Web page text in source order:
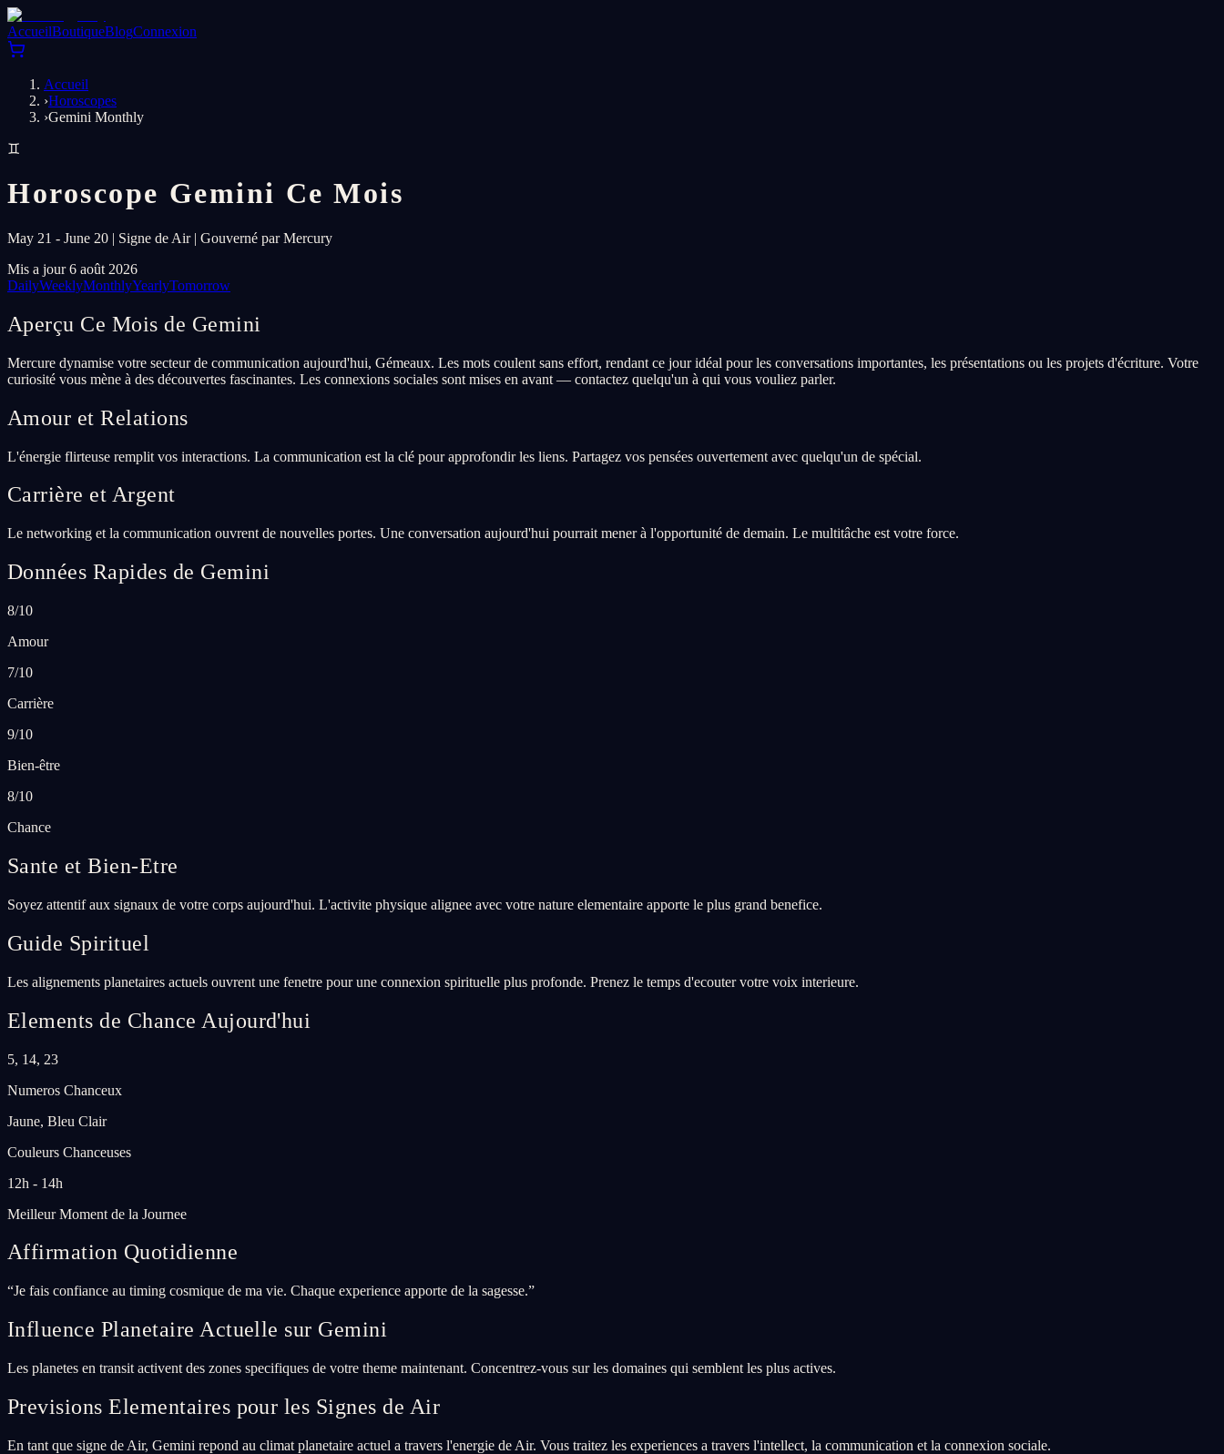
AccueilBoutiqueBlogConnexion
Accueil
›Horoscopes
›Gemini Monthly
♊
Horoscope Gemini Ce Mois
May 21 - June 20 | Signe de Air | Gouverné par Mercury
Mis a jour 6 août 2026
DailyWeeklyMonthlyYearlyTomorrow
Aperçu Ce Mois de Gemini
Mercure dynamise votre secteur de communication aujourd'hui, Gémeaux. Les mots coulent sans effort, rendant ce jour idéal pour les conversations importantes, les présentations ou les projets d'écriture. Votre
curiosité vous mène à des découvertes fascinantes. Les connexions sociales sont mises en avant — contactez quelqu'un à qui vous vouliez parler.
Amour et Relations
L'énergie flirteuse remplit vos interactions. La communication est la clé pour approfondir les liens. Partagez vos pensées ouvertement avec quelqu'un de spécial.
Carrière et Argent
Le networking et la communication ouvrent de nouvelles portes. Une conversation aujourd'hui pourrait mener à l'opportunité de demain. Le multitâche est votre force.
Données Rapides de Gemini
8/10
Amour
7/10
Carrière
9/10
Bien-être
8/10
Chance
Sante et Bien-Etre
Soyez attentif aux signaux de votre corps aujourd'hui. L'activite physique alignee avec votre nature elementaire apporte le plus grand benefice.
Guide Spirituel
Les alignements planetaires actuels ouvrent une fenetre pour une connexion spirituelle plus profonde. Prenez le temps d'ecouter votre voix interieure.
Elements de Chance Aujourd'hui
5, 14, 23
Numeros Chanceux
Jaune, Bleu Clair
Couleurs Chanceuses
12h - 14h
Meilleur Moment de la Journee
Affirmation Quotidienne
“Je fais confiance au timing cosmique de ma vie. Chaque experience apporte de la sagesse.”
Influence Planetaire Actuelle sur Gemini
Les planetes en transit activent des zones specifiques de votre theme maintenant. Concentrez-vous sur les domaines qui semblent les plus actives.
Previsions Elementaires pour les Signes de Air
En tant que signe de Air, Gemini repond au climat planetaire actuel a travers l'energie de Air. Vous traitez les experiences a travers l'intellect, la communication et la connexion sociale.